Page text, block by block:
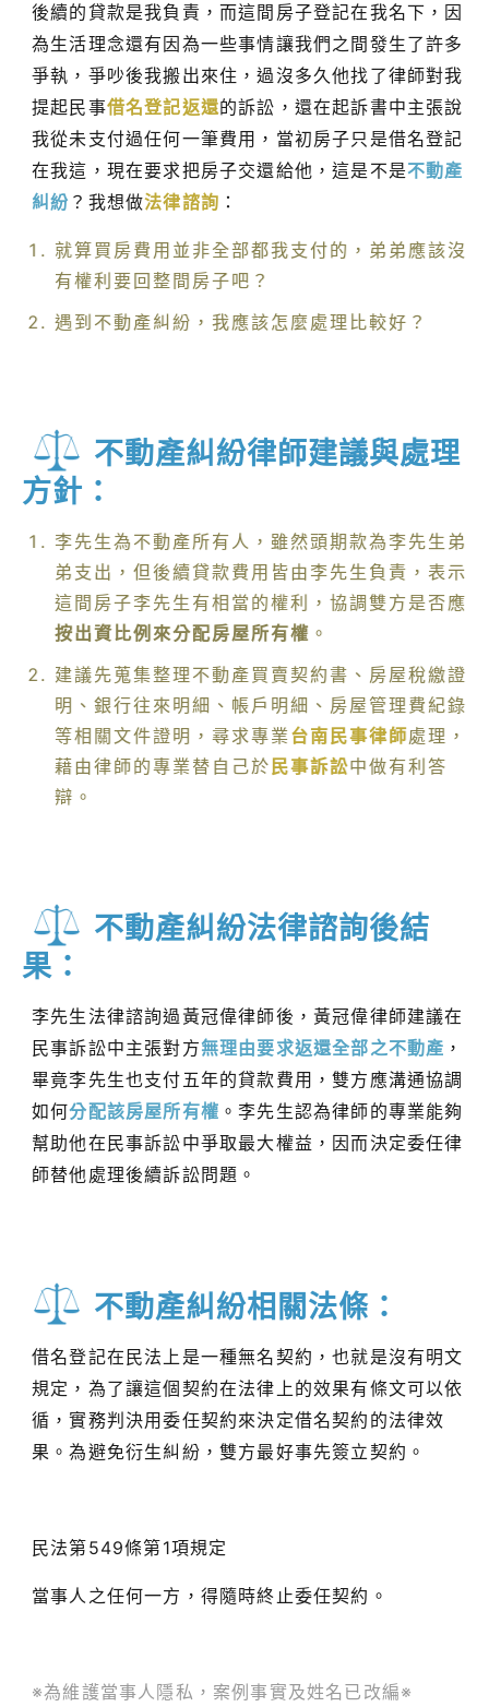
後續的貸款是我負責，而這間房子登記在我名下，因
為生活理念還有因為一些事情讓我們之間發生了許多
爭執，爭吵後我搬出來住，過沒多久他找了律師對我
提起民事借名登記返還的訴訟，還在起訴書中主張說
我從未支付過任何一筆費用，當初房子只是借名登記
在我這，現在要求把房子交還給他，這是不是不動產
糾紛 ？我想做法律諮詢 ：
就算買房費用並非全部都我支付的，弟弟應該沒
有權利要回整間房子吧？
遇到不動產糾紛，我應該怎麼處理比較好？
不動產糾紛律師建議與處理
方針：
李先生為不動產所有人，雖然頭期款為李先生弟
弟支出，但後續貸款費用皆由李先生負責，表示
這間房子李先生有相當的權利，協調雙方是否應
按出資比例來分配房屋所有權 。
建議先蒐集整理不動產買賣契約書、房屋稅繳證
明、銀行往來明細、帳戶明細、房屋管理費紀錄
等相關文件證明，尋求專業台南民事律師處理，
藉由律師的專業替自己於 民事訴訟中做有利答
辯。
不動產糾紛法律諮詢後結
果：
李先生法律諮詢過黃冠偉律師後，黃冠偉律師建議在
民事訴訟中主張對方無理由要求返還全部之不動產 ，
畢竟李先生也支付五年的貸款費用，雙方應溝通協調
如何分配該房屋所有權 。李先生認為律師的專業能夠
幫助他在民事訴訟中爭取最大權益，因而決定委任律
師替他處理後續訴訟問題。
不動產糾紛相關法條：
借名登記在民法上是一種無名契約，也就是沒有明文
規定，為了讓這個契約在法律上的效果有條文可以依
循，實務判決用委任契約來決定借名契約的法律效
果。為避免衍生糾紛，雙方最好事先簽立契約。
民法第549條第1項規定
當事人之任何一方，得隨時終止委任契約。
※為維護當事人隱私，案例事實及姓名已改編※